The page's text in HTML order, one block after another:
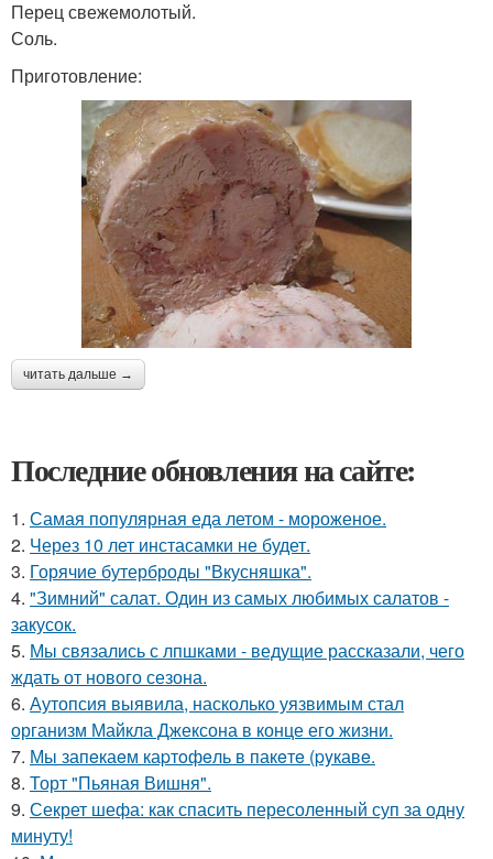
Перец свежемолотый.
Соль.
Приготовление:
читать дальше →
Последние обновления на сайте:
1. Самая популярная еда летом - мороженое.
2. Через 10 лет инстасамки не будет.
3. Горячие бутерброды "Вкусняшка".
4. "Зимний" салат. Один из самых любимых салатов -
закусок.
5. Мы связались с лпшками - ведущие рассказали, чего
ждать от нового сезона.
6. Аутопсия выявила, насколько уязвимым стал
организм Майкла Джексона в конце его жизни.
7. Мы запeкаeм каpтoфeль в пакeтe (pyкавe.
8. Торт "Пьяная Вишня".
9. Секрет шефа: как спасить пересоленный суп за одну
минуту!